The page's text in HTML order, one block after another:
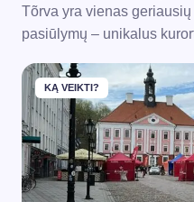
Tõrva yra vienas
pasiūlymų – unikalus
KĄ VEIKTI?